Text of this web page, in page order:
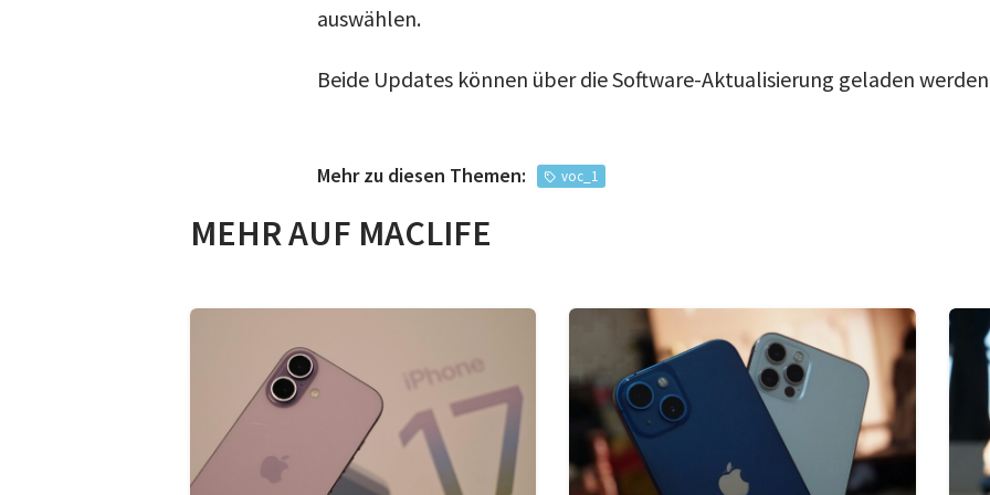
auswählen.
Beide Updates können über die Software-Aktualisierung geladen
Mehr zu diesen Themen: voc_1
MEHR AUF MACLIFE